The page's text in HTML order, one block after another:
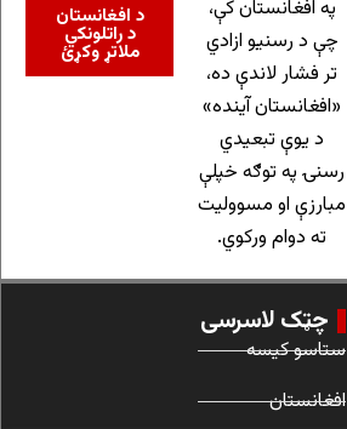
په افغانستان کې،
چې د رسنیو ازادي
تر فشار لاندې ده،
«افغانستان آینده»
د یوې تبعیدي
رسنۍ په توګه خپلې
مبارزې او مسوولیت
ته دوام ورکوي.
د افغانستان
د راتلونکي
ملاتړ وکړئ
چټک لاسرسی
ستاسو کیسه
افغانستان